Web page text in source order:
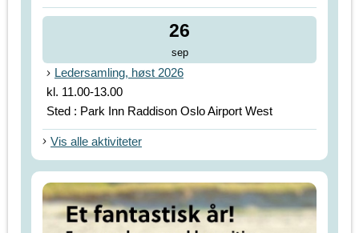
26
sep
Ledersamling, høst 2026
kl. 11.00-13.00
Sted : Park Inn Raddison Oslo Airport West
Vis alle aktiviteter